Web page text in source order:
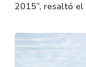
2015”, resaltó